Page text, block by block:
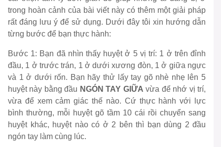
trong hoàn cảnh của bài viết này có thêm một giải pháp
rất đáng lưu ý để sử dụng. Dưới đây tôi xin hướng dẫn
từng bước để bạn thực hành:
Bước 1: Bạn đã nhìn thấy huyệt ở 5 vị trí: 1 ở trên đỉnh
đầu, 1 ở trước trán, 1 ở dưới xương đòn, 1 ở giữa ngực
và 1 ở dưới rốn. Bạn hãy thử lấy tay gõ nhè nhẹ lên 5
huyệt này bằng đầu NGÓN TAY GIỮA vừa để nhớ vị trí,
vừa để xem cảm giác thế nào. Cứ thực hành với lực
bình thường, mỗi huyệt gõ tầm 10 cái rồi chuyển sang
huyệt khác, huyệt nào có ở 2 bên thì bạn dùng 2 đầu
ngón tay làm cùng lúc.